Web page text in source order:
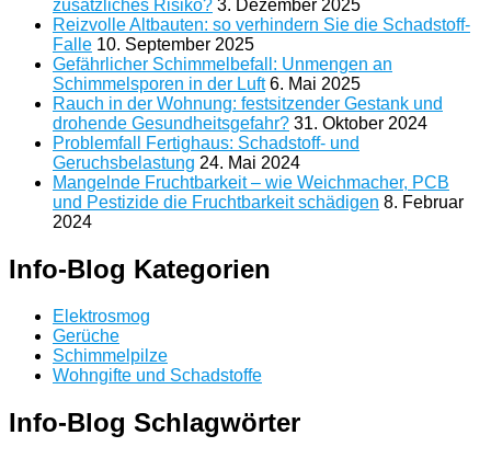
zusätzliches Risiko? 3. Dezember 2025
Reizvolle Altbauten: so verhindern Sie die Schadstoff-
Falle 10. September 2025
Gefährlicher Schimmelbefall: Unmengen an
Schimmelsporen in der Luft 6. Mai 2025
Rauch in der Wohnung: festsitzender Gestank und
drohende Gesundheitsgefahr? 31. Oktober 2024
Problemfall Fertighaus: Schadstoff- und
Geruchsbelastung 24. Mai 2024
Mangelnde Fruchtbarkeit – wie Weichmacher, PCB
und Pestizide die Fruchtbarkeit schädigen 8. Februar
2024
Info-Blog Kategorien
Elektrosmog
Gerüche
Schimmelpilze
Wohngifte und Schadstoffe
Info-Blog Schlagwörter